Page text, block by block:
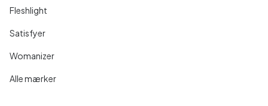
Fleshlight
Satisfyer
Womanizer
Alle mærker